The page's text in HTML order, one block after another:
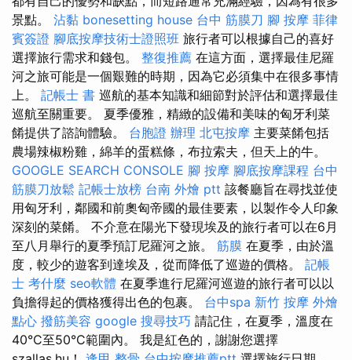
景點。 沾黏 bonesetting house 台中 筋膜刀 腳 按摩 菲律
賓簽證 腳底按摩技術士證照班 旅行者可以根據自己的喜好
選擇旅行需求和錢包。 整復推薦 在這方面，選擇最佳尼羅
河之旅可能是一個艱難的時期，因為它必須集中在很多事情
上。 記帳士 書 巡航的基本知識和細節對於評估和選擇最佳
巡航至關重要。 夏季優雅，精緻的設備和美味的匈牙利菜
餚提供了諮詢體驗。 台胞證 辦理 北屯按摩 主要菜餚包括
農場辣椒粉雞，綿羊的蛋糕條，布拉索夫，但天上的牛。
GOOGLE SEARCH CONSOLE 腳 按摩 腳底按摩課程 台中
筋膜刀放鬆 記帳士放榜 台南 外燴 ptt 該餐廳旨在尋找並使
用匈牙利，鄰國和前奧匈帝國的最佳要素，以製作令人印象
深刻的菜餚。 不介意在陽光下發現埃及的旅行者可以在6月
至八月舉行的夏季預訂尼羅河之旅。 筋膜 在夏季，由於溫
度，較少的遊客到達埃及，從而降低了巡遊的價格。 記帳
士 考什麼 seo軟體 在夏季進行尼羅河巡遊的旅行者可以以
負擔得起的價格獲得出色的包裹。 台中spa 新竹 按摩 外燴
點心 撥筋美容 google 搜尋技巧 請記住，在夏季，溫度在
40°C至50°C範圍內。 我是紅色的，謝謝您選擇